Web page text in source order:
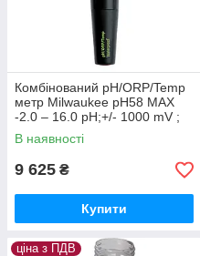
Комбінований pH/ORP/Temp
метр Milwaukee pH58 MAX
-2.0 – 16.0 pH;+/- 1000 mV ;
-5 to 60°C,авт.кал., Угорщина
В наявності
9 625 ₴
Купити
ціна з ПДВ